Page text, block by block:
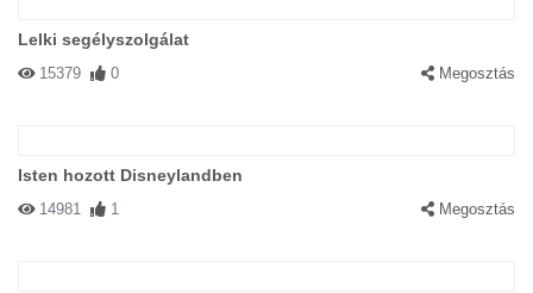
Lelki segélyszolgálat
15379 0 Megosztás
Isten hozott Disneylandben
14981 1 Megosztás